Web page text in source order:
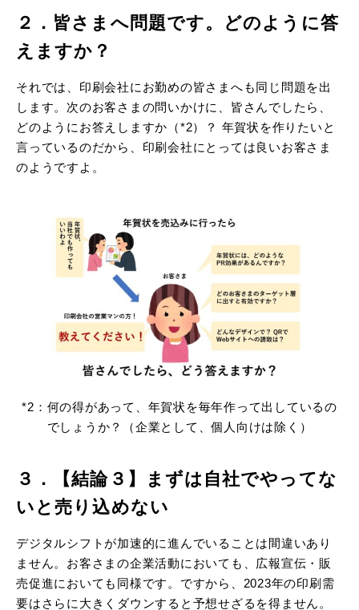
２．皆さまへ問題です。どのように答
えますか？
それでは、印刷会社にお勤めの皆さまへも同じ問題を出
します。次のお客さまの問いかけに、皆さんでしたら、
どのようにお答えしますか（*2）？ 年賀状を作りたいと
言っているのだから、印刷会社にとっては良いお客さま
のようですよ。
*2：何の得があって、年賀状を毎年作って出しているの
でしょうか？（企業として、個人向けは除く）
３．【結論３】まずは自社でやってな
いと売り込めない
デジタルシフトが加速的に進んでいることは間違いあり
ません。お客さまの企業活動においても、広報宣伝・販
売促進においても同様です。ですから、2023年の印刷需
要はさらに大きくダウンすると予想せざるを得ません。